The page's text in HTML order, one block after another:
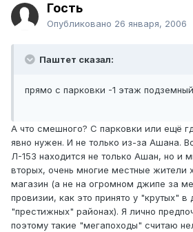
Гость
Опубликовано 26 января, 2006
Паштет сказал:
прямо с парковки -1 этаж
А что смешного? С парковки или ещё
явно нужен. И не только из-за Ашана.
Л-153 находится не только Ашан, но и
вторых, очень многие местные жители
магазин (а не на огромном джипе за
провизии, как это принято у "крутых" в
"престижных" районах). Я лично
поэтому такие "мегапоходы" считаю